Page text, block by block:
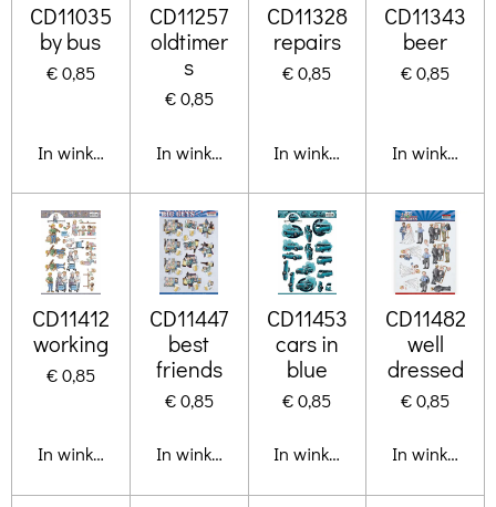
CD11035
by bus
€ 0,85
In winkelwagen
CD11257
oldtimer
s
€ 0,85
In winkelwagen
CD11328
repairs
€ 0,85
In winkelwagen
CD11343
beer
€ 0,85
In
CD11412
working
€ 0,85
In winkelwagen
CD11447
best
friends
€ 0,85
In winkelwagen
CD11453
cars in
blue
€ 0,85
In winkelwagen
CD11482
well
dressed
€ 0,85
In